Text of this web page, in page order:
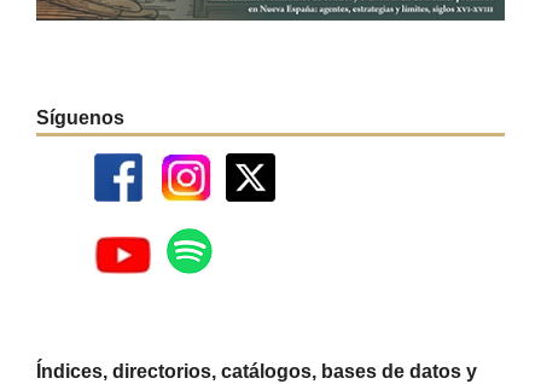
Síguenos
Índices, directorios, catálogos, bases de datos y